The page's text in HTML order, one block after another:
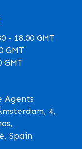
- 18.00 GMT
GMT
GMT
Agents
4,
Spain